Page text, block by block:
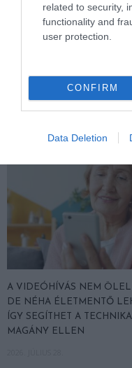
related to security,
functionality and
user protection.
CONFIRM
Data Deletion
FELJELENTÉS A
PROGRAM ÜGYÉBEN:
IDŐSNEK TUDNIA KELL A
2026. JÚLIUS 30.
A VIDEÓHÍVÁS NEM
DE NÉHA ÉLETMENTŐ
ÍGY SEGÍTHET A
MAGÁNY ELLEN